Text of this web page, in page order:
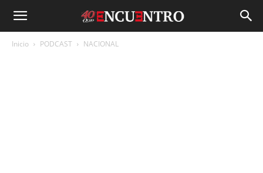
Inicio PODCAST NACIONAL